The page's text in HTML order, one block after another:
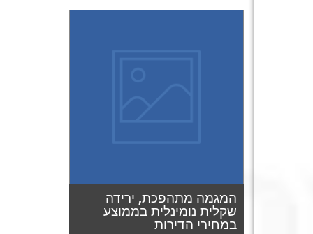
המגמה מתהפכת, ירידה
שקלית נומינלית בממוצע
במחירי הדירות